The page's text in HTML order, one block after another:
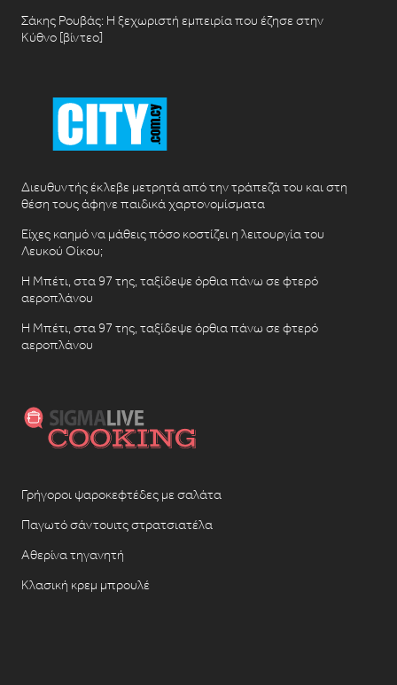
Σάκης Ρουβάς: Η ξεχωριστή εμπειρία που έζησε στην
Κύθνο [βίντεο]
Διευθυντής έκλεβε μετρητά από την τράπεζά του και στη
θέση τους άφηνε παιδικά χαρτονομίσματα
Είχες καημό να μάθεις πόσο κοστίζει η λειτουργία του
Λευκού Οίκου;
Η Μπέτι, στα 97 της, ταξίδεψε όρθια πάνω σε φτερό
αεροπλάνου
Η Μπέτι, στα 97 της, ταξίδεψε όρθια πάνω σε φτερό
αεροπλάνου
Γρήγοροι ψαροκεφτέδες με σαλάτα
Παγωτό σάντουιτς στρατσιατέλα
Αθερίνα τηγανητή
Κλασική κρεμ μπρουλέ